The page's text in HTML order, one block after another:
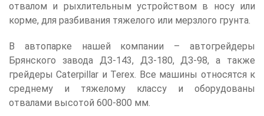
отвалом и рыхлительным устройством в носу или
корме, для разбивания тяжелого или мерзлого грунта.
В автопарке нашей компании – автогрейдеры
Брянского завода ДЗ-143, ДЗ-180, ДЗ-98, а также
грейдеры Caterpillar и Terex. Все машины относятся к
среднему и тяжелому классу и оборудованы
отвалами высотой 600-800 мм.